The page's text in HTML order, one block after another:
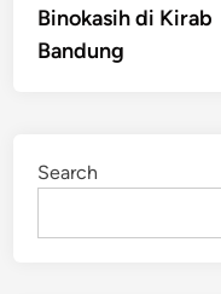
Binokasih di Kirab
Bandung
Search